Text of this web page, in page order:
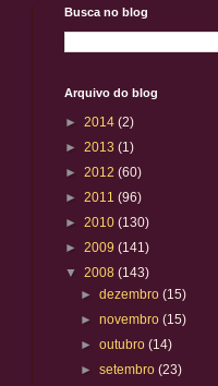
Busca no blog
Arquivo do blog
► 2014 (2)
► 2013 (1)
► 2012 (60)
► 2011 (96)
► 2010 (130)
► 2009 (141)
▼ 2008 (143)
►dezembro(15)
►novembro(15)
►outubro(14)
►setembro(23)